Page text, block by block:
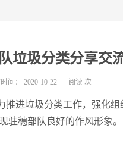
垃圾分类分享交
间： 2020-10-22 阅读 次
推进垃圾分类工作，强化
驻穗部队良好的作风形象。